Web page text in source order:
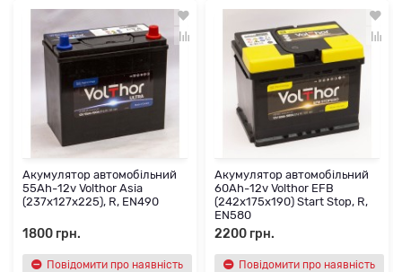
Акумулятор автомобільний
55Ah-12v Volthor Asia
(237х127х225), R, EN490
1800 грн.
Повідомити про наявність
Акумулятор автомобільний
60Ah-12v Volthor EFB
(242х175х190) Start Stop, R,
EN580
2200 грн.
Повідомити про наявність